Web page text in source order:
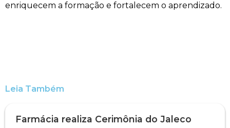
enriquecem a formação e fortalecem o aprendizado.
Leia Também
Farmácia realiza Cerimônia do Jaleco
Engenharia Mecânica
Medicina
Medicina Veterinária
Manual do Acadêmico
Minha Biblioteca
Núcleo de Apoio Psicopedagógico
Infocampo
NAPP e NAPC
Portal do Egresso